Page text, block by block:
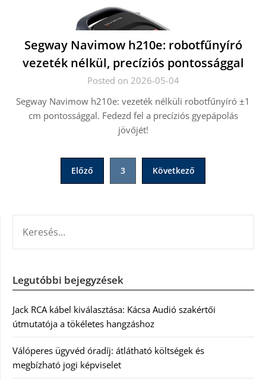
Segway Navimow h210e: robotfűnyíró
vezeték nélkül, precíziós pontossággal
Posted on 2026-05-04
Segway Navimow h210e: vezeték nélküli robotfűnyíró ±1
cm pontossággal. Fedezd fel a precíziós gyepápolás
jövőjét!
BejegyzésekElőző 3 Következő
Legutóbbi bejegyzések
Jack RCA kábel kiválasztása: Kácsa Audió szakértői
útmutatója a tökéletes hangzáshoz
Válóperes ügyvéd óradíj: átlátható költségek és
megbízható jogi képviselet